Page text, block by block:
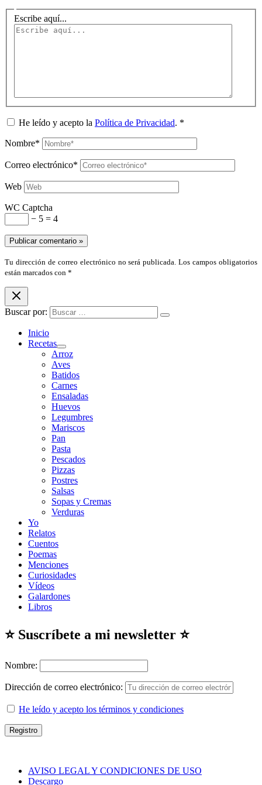
Escribe aquí...
He leído y acepto la Política de Privacidad. *
Nombre*
Correo electrónico*
Web
WC Captcha
− 5 = 4
Tu dirección de correo electrónico no será publicada. Los campos obligatorios
están marcados con *
Buscar por:
Inicio
Recetas
Arroz
Aves
Batidos
Carnes
Ensaladas
Huevos
Legumbres
Mariscos
Pan
Pasta
Pescados
Pizzas
Postres
Salsas
Sopas y Cremas
Verduras
Yo
Relatos
Cuentos
Poemas
Menciones
Curiosidades
Vídeos
Galardones
Libros
⭐ Suscríbete a mi newsletter ⭐
Nombre:
Dirección de correo electrónico:
He leído y acepto los términos y condiciones
AVISO LEGAL Y CONDICIONES DE USO
Descargo